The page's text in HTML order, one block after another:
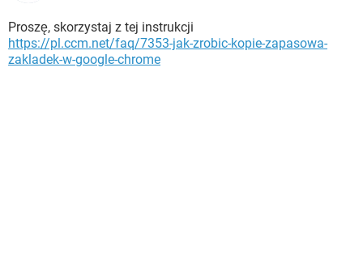
Proszę, skorzystaj z tej instrukcji
https://pl.ccm.net/faq/7353-jak-zrobic-kopie-zapasowa-
zakladek-w-google-chrome